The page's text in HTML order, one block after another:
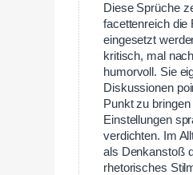
Diese Sprüche
facettenreich die
eingesetzt
kritisch, mal
humorvoll. Sie
Diskussionen
Punkt zu
Einstellungen
verdichten. Im
als Denkanstoß
rhetorisches